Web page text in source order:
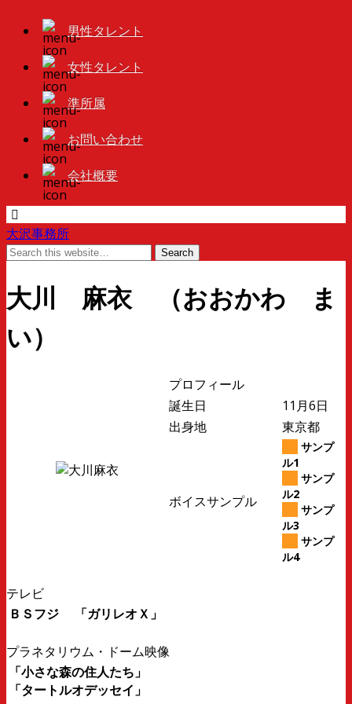
男性タレント
女性タレント
準所属
お問い合わせ
会社概要
大沢事務所
大川 麻衣 （おおかわ ま
い）
プロフィール
誕生日
11月6日
出身地
東京都
ボイスサンプル
サンプ
ル1
サンプ
ル2
サンプ
ル3
サンプ
ル4
テレビ
ＢＳフジ 「ガリレオＸ」
プラネタリウム・ドーム映像
「小さな森の住人たち」
「タートルオデッセイ」